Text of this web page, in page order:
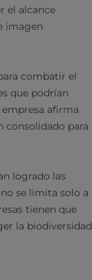
el alcance
imagen
combatir el
que podrían
afirma
consolidado para
logrado las
se limita solo a
tienen que
la biodiversidad